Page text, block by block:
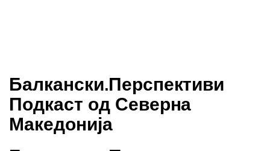
Балкански.Перспективи
Подкаст од Северна
Македонија